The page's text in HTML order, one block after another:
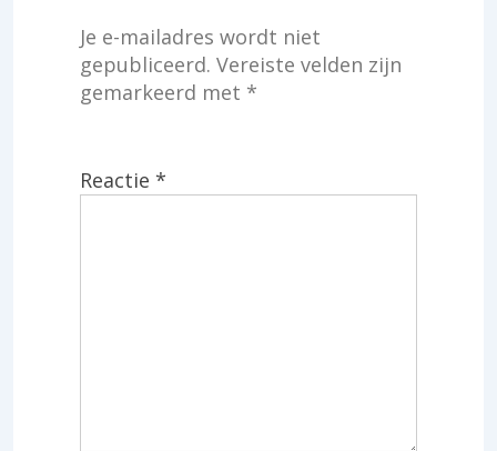
Je e-mailadres wordt niet
gepubliceerd. Vereiste velden zijn
gemarkeerd met *
Reactie *